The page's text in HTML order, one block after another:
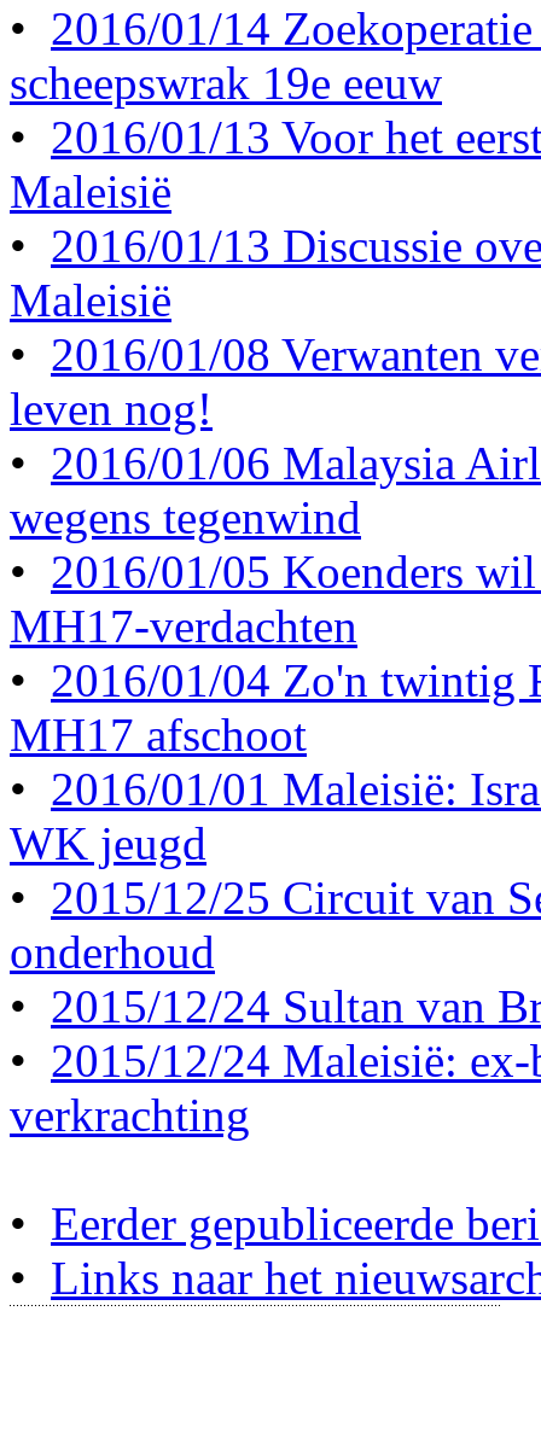
• 2016/01/14
scheepswrak 19e eeuw
• 2016/01/13 Voor het
Maleisië
• 2016/01/13 Discussie
Maleisië
• 2016/01/08 Verwanten
leven nog!
• 2016/01/06 Malaysia
wegens tegenwind
• 2016/01/05 Koenders
MH17-verdachten
• 2016/01/04 Zo'n twintig
MH17 afschoot
• 2016/01/01 Maleisië:
WK jeugd
• 2015/12/25 Circuit van
onderhoud
• 2015/12/24 Sultan van
• 2015/12/24 Maleisië:
verkrachting
• Eerder gepubliceerde
• Links naar het